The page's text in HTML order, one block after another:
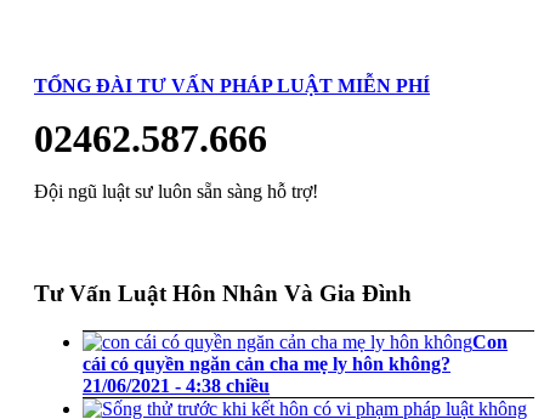
TỔNG ĐÀI TƯ VẤN PHÁP LUẬT MIỄN PHÍ
02462.587.666
Đội ngũ luật sư luôn sẵn sàng hỗ trợ!
Tư Vấn Luật Hôn Nhân Và Gia Đình
Con
cái có quyền ngăn cản cha mẹ ly hôn không?
21/06/2021 - 4:38 chiều